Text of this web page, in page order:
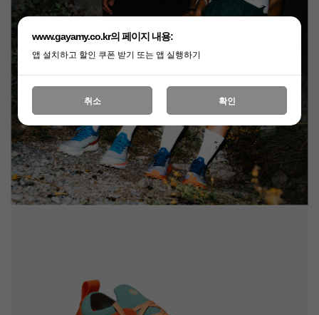
www.gayamy.co.kr의 페이지 내용:
앱 설치하고 할인 쿠폰 받기 또는 앱 실행하기
취소 확인